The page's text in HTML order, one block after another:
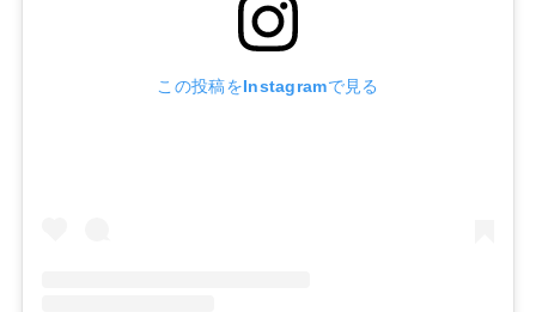
この投稿をInstagramで見る